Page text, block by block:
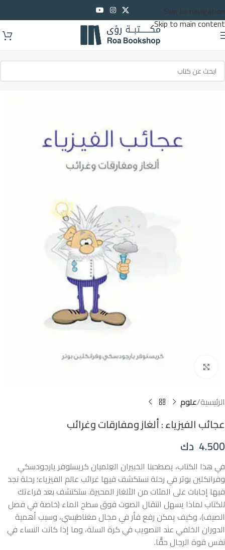
Skip to navigation
Skip to main content
الرئيسية علوم
عجائب الفيزياء : ألغاز ومفارقات وغرائب
4.500 دك
في هذا الكتاب، يصطحبنا الخبيران العِلميان كريستوفر يارجودسكي
وفرانكلين بوتر في رحلة نستكشف فيها غرائب عالم الفيزياء؛ رحلة نجد
فيها إجابات على المئات من الألغاز المحيرة. ستكتشف بعد قراءتك
للكتاب لماذا يسهل انتقال الصوت فوق سطح الماء (خاصة في فصل
الصيف)، وكيف يمكن رفع فأر في مجال مغناطيسي، وسبب أهمية
الدوران الخلفي عند التصويب في كرة السلة، وما إذا كانت النساء في
نفس قوة الرجال حقًّا.